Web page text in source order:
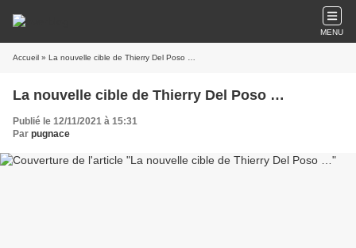
MENU
Accueil » La nouvelle cible de Thierry Del Poso …
La nouvelle cible de Thierry Del Poso …
Publié le 12/11/2021 à 15:31
Par pugnace